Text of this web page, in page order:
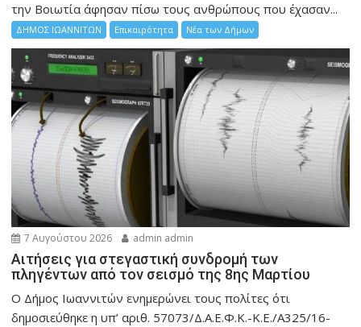
την Bοιωτία άφησαν πίσω τους ανθρώπους που έχασαν...
ΔΗΜΟΣ ΙΩΑΝΝΙΤΩΝ Επικαιρότητα Νέα των Δήμων
7 Αυγούστου 2026 admin admin
Αιτήσεις για στεγαστική συνδρομή των
πληγέντων από τον σεισμό της 8ης Μαρτίου
Ο Δήμος Ιωαννιτών ενημερώνει τους πολίτες ότι
δημοσιεύθηκε η υπ’ αριθ. 57073/Δ.Α.Ε.Φ.Κ.-Κ.Ε./Α325/16-